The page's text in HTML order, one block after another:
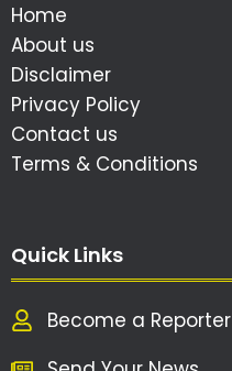
Home
About us
Disclaimer
Privacy Policy
Contact us
Terms & Conditions
Quick Links
Become a Reporter